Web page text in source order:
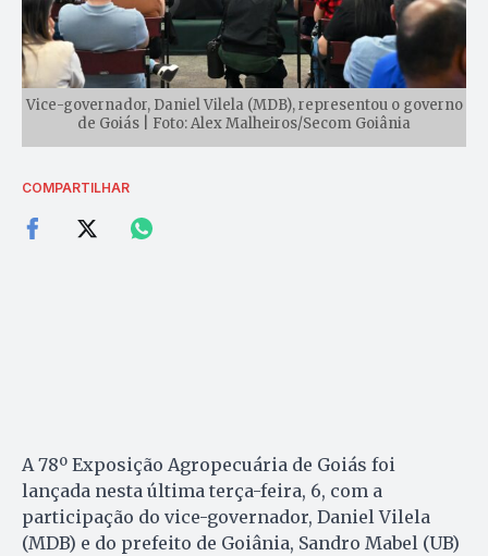
Vice-governador, Daniel Vilela (MDB), representou o governo
de Goiás | Foto: Alex Malheiros/Secom Goiânia
COMPARTILHAR
A 78º Exposição Agropecuária de Goiás foi
lançada nesta última terça-feira, 6, com a
participação do vice-governador, Daniel Vilela
(MDB) e do prefeito de Goiânia, Sandro Mabel (UB)